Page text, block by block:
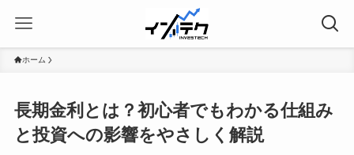
ホーム
長期金利とは？初心者でもわかる仕組み
と投資への影響をやさしく解説